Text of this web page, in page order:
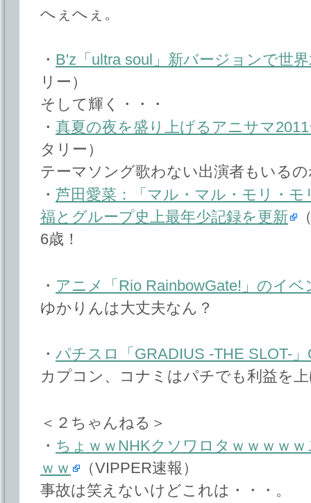
へぇへぇ。
・ B'z「ultra soul」新バージョンで世
リー）
そして輝く・・・
・ 真夏の夜を盛り上げるアニサマ
タリー）
テーマソング歌わない出演者もいる
・ 芦田愛菜：「マル・マル・モリ・
福とグループ史上最年少記録を更新
6歳！
・ アニメ「Rio RainbowGate!」のイ
ゆかりんは大丈夫なん？
・ パチスロ「GRADIUS -THE SLOT-
カプコン、コナミはパチでも利益を
＜２ちゃんねる＞
・ ちょｗｗNHKクソワロタｗｗｗｗ
ｗｗ
（VIPPER速報）
事故は笑えないけどこれは・・・。